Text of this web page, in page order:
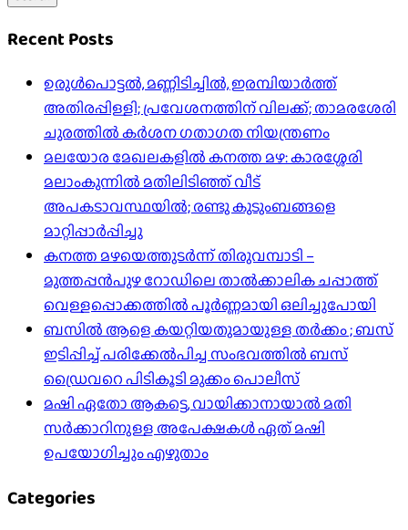
Recent Posts
ഉരുൾപൊട്ടൽ, മണ്ണിടിച്ചിൽ, ഇരമ്പിയാര്‍ത്ത്
അതിരപ്പിള്ളി; പ്രവേശനത്തിന് വിലക്ക്; താമരശേരി
ചുരത്തില്‍ കര്‍ശന ഗതാഗത നിയന്ത്രണം
മലയോര മേഖലകളിൽ കനത്ത മഴ: കാരശ്ശേരി
മലാംകുന്നിൽ മതിലിടിഞ്ഞ് വീട്
അപകടാവസ്ഥയിൽ; രണ്ടു കുടുംബങ്ങളെ
മാറ്റിപ്പാർപ്പിച്ചു
കനത്ത മഴയെത്തുടർന്ന് തിരുവമ്പാടി –
മുത്തപ്പൻപുഴ റോഡിലെ താൽക്കാലിക ചപ്പാത്ത്
വെള്ളപ്പൊക്കത്തിൽ പൂർണ്ണമായി ഒലിച്ചുപോയി
ബസിൽ ആളെ കയറ്റിയതുമായുള്ള തർക്കം ; ബസ്
ഇടിപ്പിച്ച് പരിക്കേൽപിച്ച സംഭവത്തിൽ ബസ്
ഡ്രൈവറെ പിടികൂടി മുക്കം പൊലീസ്
മഷി ഏതോ ആകട്ടെ, വായിക്കാനായാൽ മതി​
സർക്കാറിനുള്ള അപേക്ഷകൾ ഏത് മഷി
ഉപയോഗിച്ചും എഴുതാം
Categories